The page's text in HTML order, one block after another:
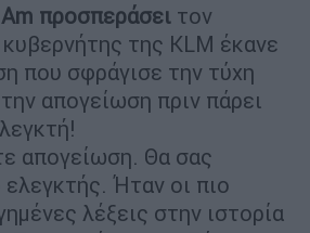
προσπεράσει τον
της KLM έκανε
που σφράγισε την τύχη
απογείωση πριν πάρει
απογείωση. Θα σας
Ήταν οι πιο
λέξεις στην ιστορία